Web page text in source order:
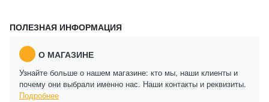
ПОЛЕЗНАЯ ИНФОРМАЦИЯ
О МАГАЗИНЕ
Узнайте больше о нашем магазине: кто мы, наши клиенты и
почему они выбрали именно нас. Наши контакты и реквизиты.
Подробнее